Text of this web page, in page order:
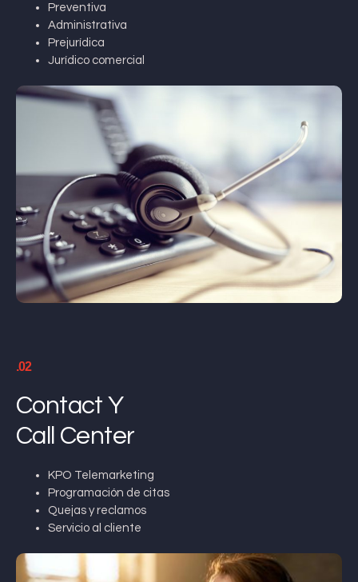
Preventiva
Administrativa
Prejurídica
Jurídico comercial
.02
Contact Y
Call Center
KPO Telemarketing
Programación de citas
Quejas y reclamos
Servicio al cliente